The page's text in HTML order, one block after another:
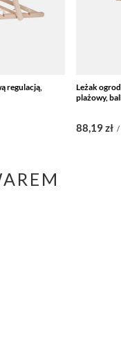
regulacją,
Leżak
plażowy,
88,19 zł /